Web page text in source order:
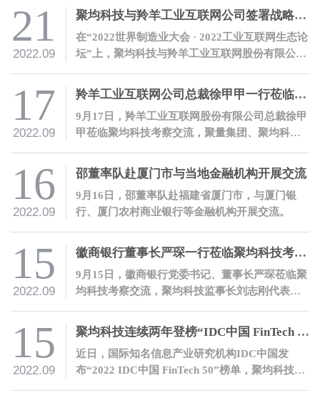
了深入交流。
21
2022.09
聚均科技与羚羊工业互联网公司签署战略合作协议
在“2022世界制造业大会 · 2022工业互联网生态论
坛”上，聚均科技与羚羊工业互联网股份有限公司
互联网发展，赋能实体经济。
17
2022.09
羚羊工业互联网公司总裁徐甲甲一行莅临聚均科技考察交流
9月17日，羚羊工业互联网股份有限公司总裁徐甲
甲莅临聚均科技考察交流，聚量集团、聚均科技
16
2022.09
邵董率队赴厦门市与当地金融机构开展交流
9月16日，邵董率队赴福建省厦门市，与厦门银
行、厦门农村商业银行等金融机构开展交流。
15
2022.09
徽商银行董事长严琛一行莅临聚均科技考察交流
9月15日，徽商银行党委书记、董事长严琛莅临聚
均科技考察交流，聚均科技监事长刘志刚代表公
15
2022.09
聚均科技连续两年登榜“IDC中国 FinTech 50”
近日，国际知名信息产业研究机构IDC中国发
布“2022 IDC中国 FinTech 50”榜单，聚均科技凭